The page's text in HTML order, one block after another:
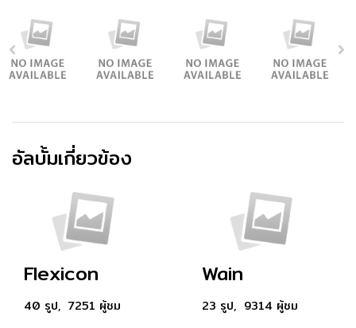
อัลบั้มเกี่ยวข้อง
Flexicon
40 รูป, 7251 ผู้ชม
Wain
23 รูป, 9314 ผู้ชม